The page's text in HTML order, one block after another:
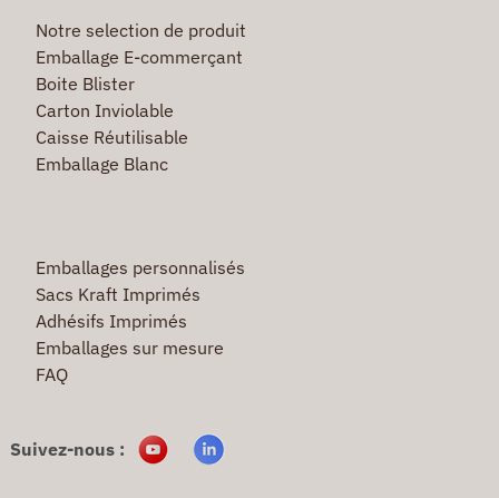
Notre selection de produit
Emballage E-commerçant
Boite Blister
Carton Inviolable
Caisse Réutilisable
Emballage Blanc
Emballages personnalisés
Sacs Kraft Imprimés
Adhésifs Imprimés
Emballages sur mesure
FAQ
Suivez-nous :